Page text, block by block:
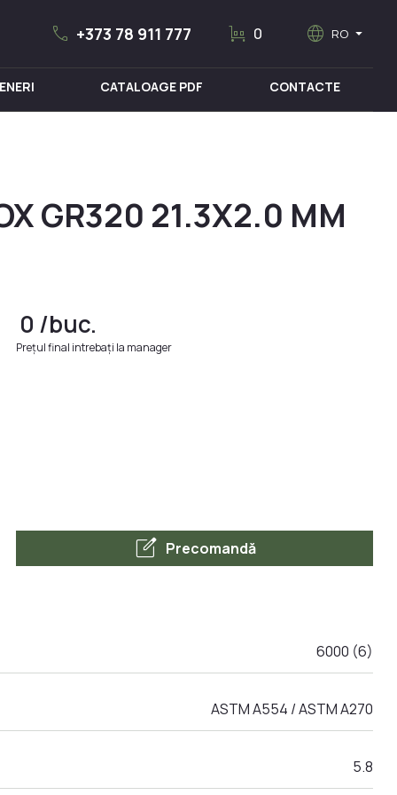
call +373 78 911 777 trolley 0 language RO arrow_drop_down
CATALOAGE PDF CONTACTE
GR320 21.3Х2.0 MM
0 /buc.
Prețul final intrebați la manager
edit_square Precomandă
6000 (6)
ASTM A554 / ASTM A270
5.8